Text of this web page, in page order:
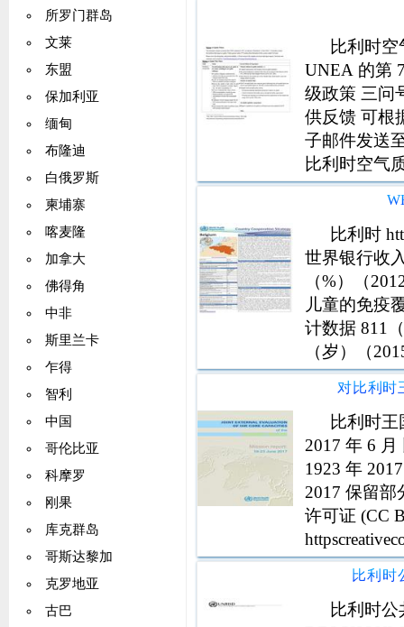
所罗门群岛
文莱
东盟
保加利亚
缅甸
布隆迪
白俄罗斯
柬埔寨
喀麦隆
加拿大
佛得角
中非
斯里兰卡
乍得
智利
中国
哥伦比亚
科摩罗
刚果
库克群岛
哥斯达黎加
克罗地亚
古巴
比利时
UNEA 的第
级政策 三问
供反馈 可根
子邮件发送
比利时空气
情况, 包括
比利时
世界银行收
（%）（
儿童的免疫
计数据 811
（岁）（
（2015年）
比利时
2017 年 6
1923 年
2017 保留部
许可证 (CC
比利时
比利时